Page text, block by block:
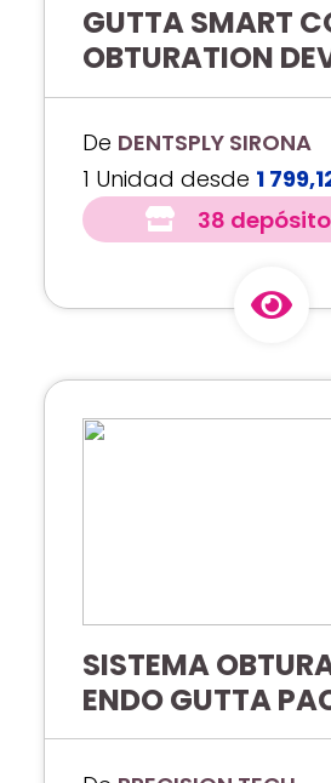
GUTTA SMART
OBTURATION
De DENTSPLY SIRONA
1 Unidad desde 1
38
SISTEMA
ENDO GUTTA